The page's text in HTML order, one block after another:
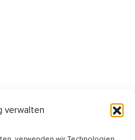
verwalten